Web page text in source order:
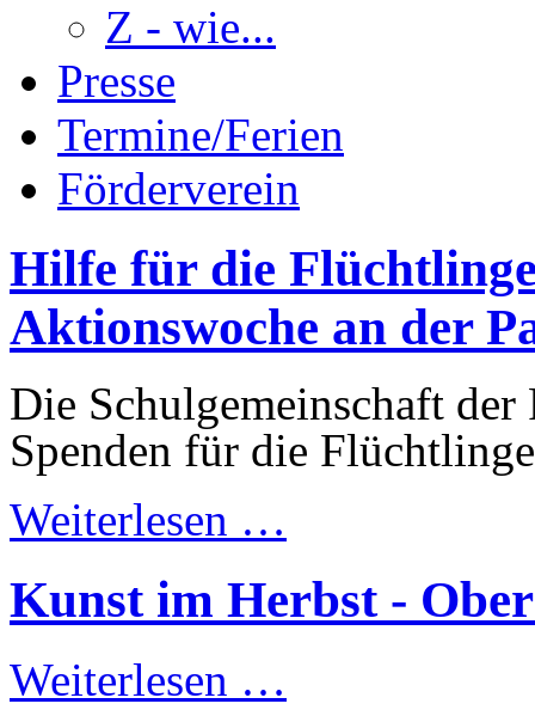
Z - wie...
Presse
Termine/Ferien
Förderverein
Hilfe für die
Aktionswoche an der
Die Schulgemeinschaft
Spenden für die
Weiterlesen …
Kunst im Herbst -
Weiterlesen …